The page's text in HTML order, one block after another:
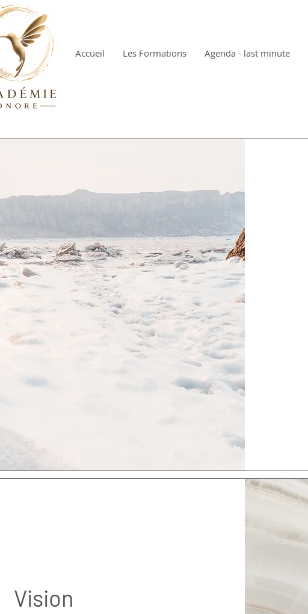
Accueil Les Formations Agenda - last minute
Vision